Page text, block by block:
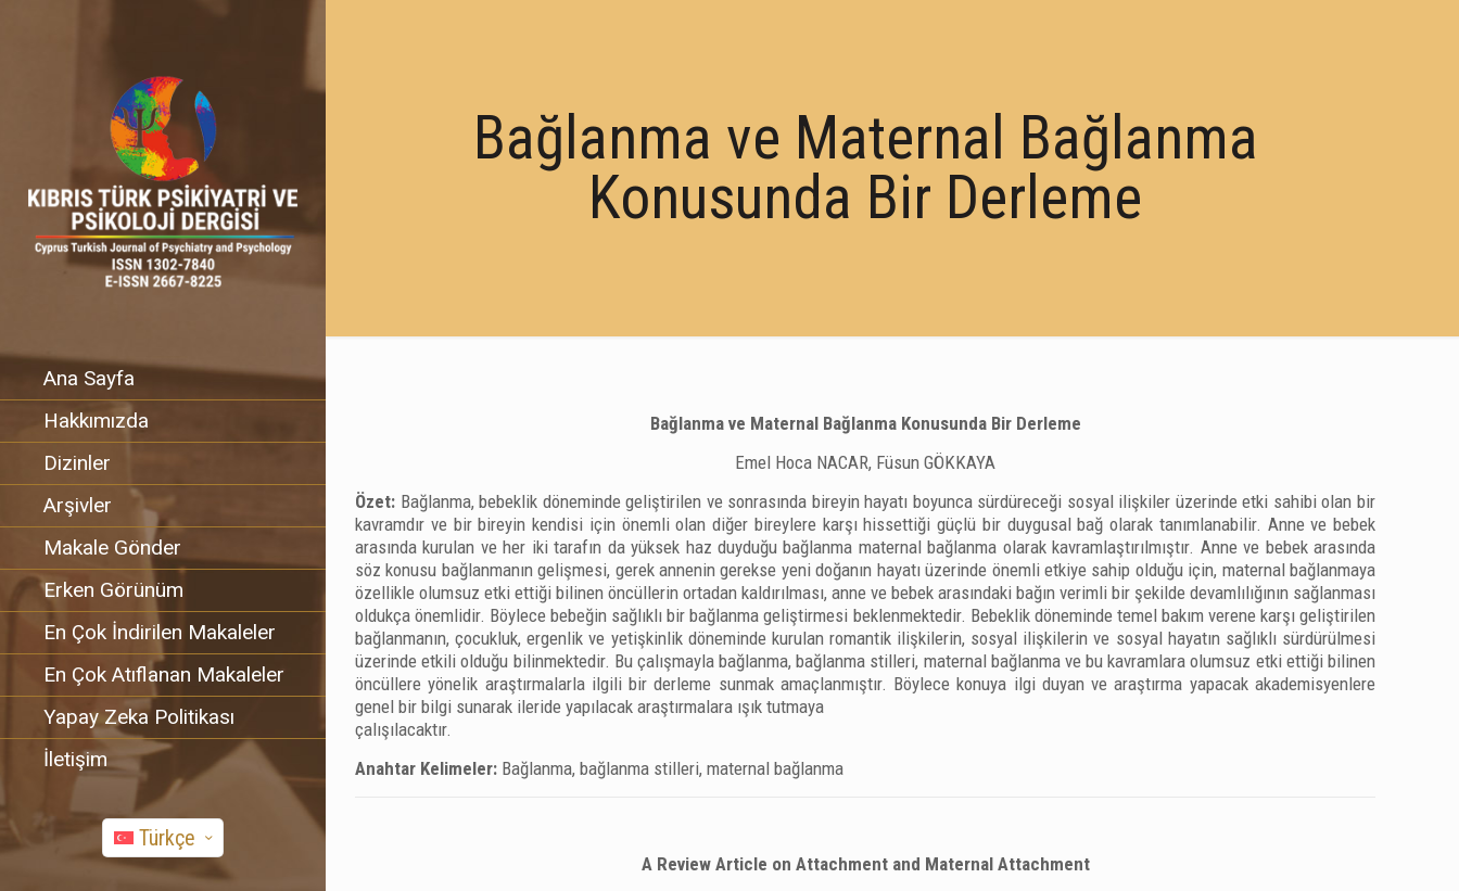
Ana Sayfa
Hakkımızda
Dizinler
Arşivler
Makale Gönder
Erken Görünüm
En Çok İndirilen Makaleler
En Çok Atıflanan Makaleler
Yapay Zeka Politikası
İletişim
Türkçe
Bağlanma ve Maternal Bağlanma
Konusunda Bir Derleme
Bağlanma ve Maternal Bağlanma Konusunda Bir Derleme
Emel Hoca NACAR, Füsun GÖKKAYA
Özet: Bağlanma, bebeklik döneminde geliştirilen ve sonrasında bireyin hayatı boyunca sürdüreceği sosyal ilişkiler üzerinde etki sahibi olan bir
kavramdır ve bir bireyin kendisi için önemli olan diğer bireylere karşı hissettiği güçlü bir duygusal bağ olarak tanımlanabilir. Anne ve bebek
arasında kurulan ve her iki tarafın da yüksek haz duyduğu bağlanma maternal bağlanma olarak kavramlaştırılmıştır. Anne ve bebek arasında
söz konusu bağlanmanın gelişmesi, gerek annenin gerekse yeni doğanın hayatı üzerinde önemli etkiye sahip olduğu için, maternal bağlanmaya
özellikle olumsuz etki ettiği bilinen öncüllerin ortadan kaldırılması, anne ve bebek arasındaki bağın verimli bir şekilde devamlılığının sağlanması
oldukça önemlidir. Böylece bebeğin sağlıklı bir bağlanma geliştirmesi beklenmektedir. Bebeklik döneminde temel bakım verene karşı geliştirilen
bağlanmanın, çocukluk, ergenlik ve yetişkinlik döneminde kurulan romantik ilişkilerin, sosyal ilişkilerin ve sosyal hayatın sağlıklı sürdürülmesi
üzerinde etkili olduğu bilinmektedir. Bu çalışmayla bağlanma, bağlanma stilleri, maternal bağlanma ve bu kavramlara olumsuz etki ettiği bilinen
öncüllere yönelik araştırmalarla ilgili bir derleme sunmak amaçlanmıştır. Böylece konuya ilgi duyan ve araştırma yapacak akademisyenlere
genel bir bilgi sunarak ileride yapılacak araştırmalara ışık tutmaya
çalışılacaktır.
Anahtar Kelimeler: Bağlanma, bağlanma stilleri, maternal bağlanma
A Review Article on Attachment and Maternal Attachment